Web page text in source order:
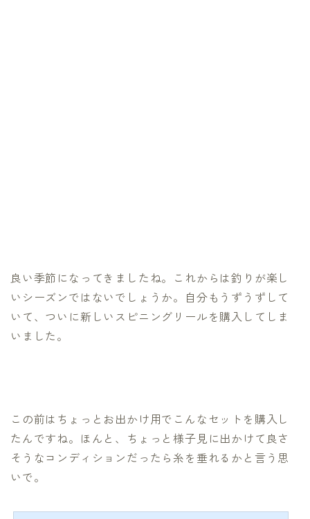
良い季節になってきましたね。これからは釣りが楽し
いシーズンではないでしょうか。自分もうずうずして
いて、ついに新しいスピニングリールを購入してしま
いました。
この前はちょっとお出かけ用でこんなセットを購入し
たんですね。ほんと、ちょっと様子見に出かけて良さ
そうなコンディションだったら糸を垂れるかと言う思
いで。